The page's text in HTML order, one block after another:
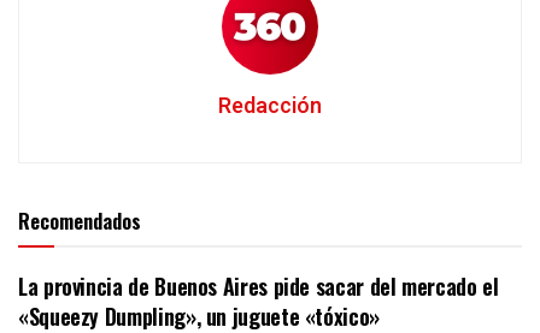
Redacción
Recomendados
La provincia de Buenos Aires pide sacar del mercado el
«Squeezy Dumpling», un juguete «tóxico»